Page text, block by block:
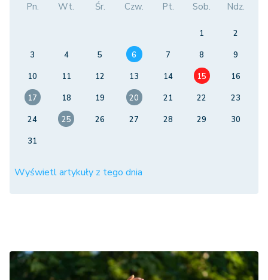
Pn. Wt. Śr. Czw. Pt. Sob. Ndz.
1
2
3
4 5 6 7 8
9
10
11 12 13 14 15
16
17
18 19 20 21 22
23
24
25 26 27 28 29
30
31
Wyświetl artykuły z tego dnia